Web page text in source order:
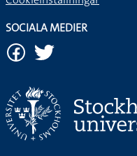
SOCIALA MEDIER